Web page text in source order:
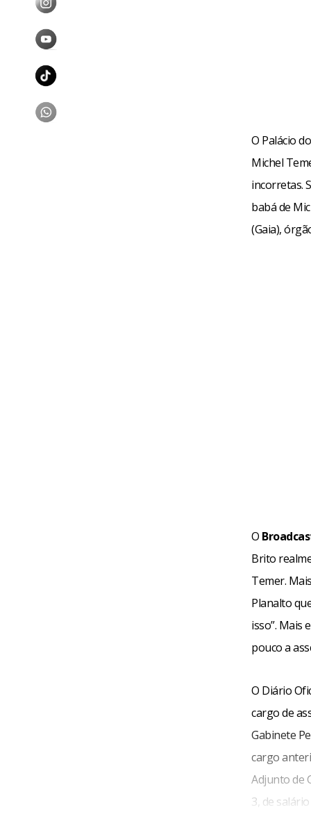
O Palácio
Michel
incorretas.
babá de
(Gaia),
O
Brito
Temer.
Planalto
isso”. Mais
pouco a
O Diário
cargo de
Gabinete
cargo
Adjunto de
3, de